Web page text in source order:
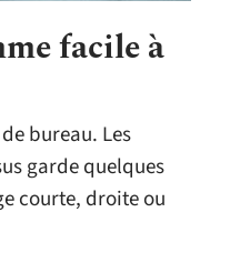
facile à
bureau. Les
garde quelques
courte, droite ou